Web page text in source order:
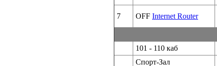
7 OFF Internet Router
101 - 110 каб
Спорт-Зал